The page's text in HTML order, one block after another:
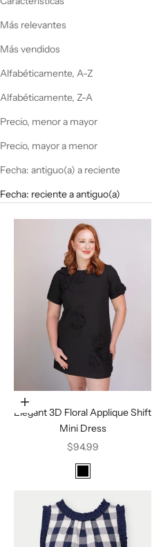
Más relevantes
Más vendidos
Alfabéticamente, A-Z
Alfabéticamente, Z-A
Precio, menor a mayor
Precio, mayor a menor
Fecha: antiguo(a) a reciente
Fecha: reciente a antiguo(a)
Elige opciones
Elegant 3D Floral Applique Shift
Mini Dress
Precio de oferta
$94.99
Black